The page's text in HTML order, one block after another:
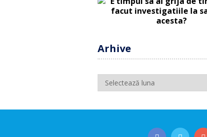
Arhive
Arhive